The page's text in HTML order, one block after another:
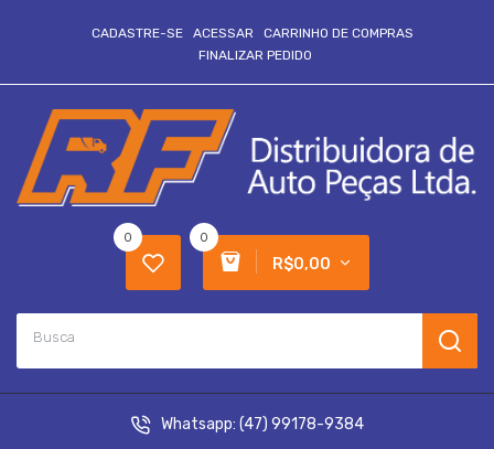
CADASTRE-SE ACESSAR
CARRINHO DE COMPRAS
FINALIZAR PEDIDO
0
R$0,00
0
Whatsapp: (47) 99178-9384